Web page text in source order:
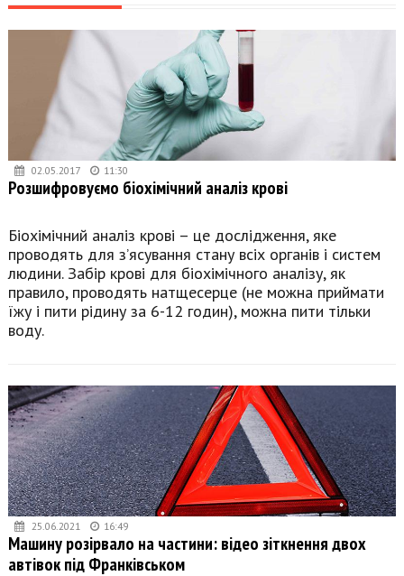
02.05.2017 11:30
Розшифровуємо біохімічний аналіз крові
Біохімічний аналіз крові – це дослідження, яке
проводять для з’ясування стану всіх органів і систем
людини. Забір крові для біохімічного аналізу, як
правило, проводять натщесерце (не можна приймати
їжу і пити рідину за 6-12 годин), можна пити тільки
воду.
25.06.2021 16:49
Машину розірвало на частини: відео зіткнення двох
автівок під Франківськом